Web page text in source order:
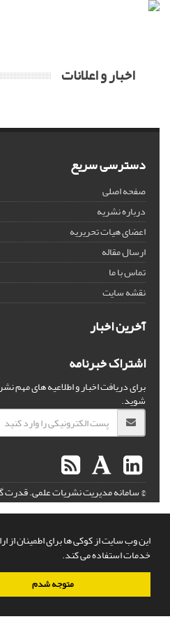
این وب سایت از کوکی ها برای اطمینان از
خدمات استفاده می کند.
متوجه شدم
اخبار و اعلانات
دسترسی سریع
صفحه اصلی
درباره نشریه
اعضای هیات تحریریه
ارسال مقاله
تماس با ما
نقشه سایت
آخرین اخبار
اشتراک خبرنامه
برای دریافت اخبار و اطلاعیه های مهم
شوید.
© سامانه مدیریت نشریات علمی.قدرت